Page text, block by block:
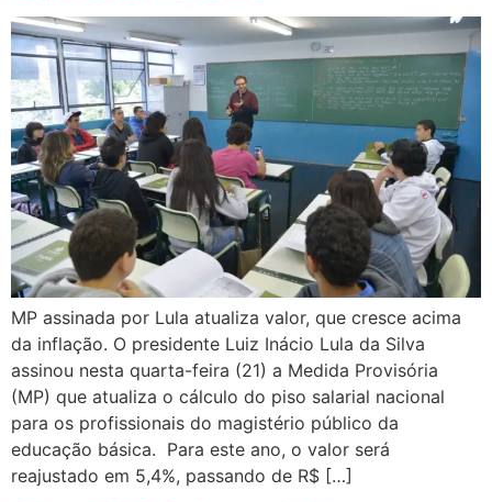
MP assinada por Lula atualiza valor, que cresce acima
da inflação. O presidente Luiz Inácio Lula da Silva
assinou nesta quarta-feira (21) a Medida Provisória
(MP) que atualiza o cálculo do piso salarial nacional
para os profissionais do magistério público da
educação básica. Para este ano, o valor será
reajustado em 5,4%, passando de R$ […]